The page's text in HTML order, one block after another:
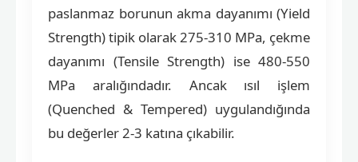
paslanmaz borunun akma dayanımı (Yield
Strength) tipik olarak 275-310 MPa, çekme
dayanımı (Tensile Strength) ise 480-550
MPa aralığındadır. Ancak ısıl işlem
(Quenched & Tempered) uygulandığında
bu değerler 2-3 katına çıkabilir.